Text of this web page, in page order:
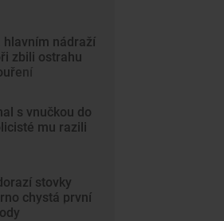
hlavním nádraží
zbili ostrahu
s vnučkou do
mu razili
stovky
chystá první